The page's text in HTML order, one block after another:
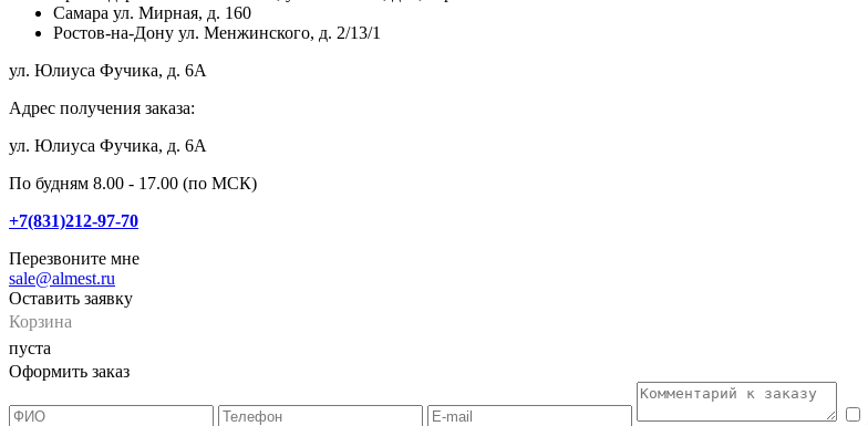
Самара ул. Мирная, д. 160
Ростов-на-Дону ул. Менжинского, д. 2/13/1
ул. Юлиуса Фучика, д. 6А
Адрес получения заказа:
ул. Юлиуса Фучика, д. 6А
По будням 8.00 - 17.00 (по МСК)
+7(831)212-97-70
Перезвоните мне
sale@almest.ru
Оставить заявку
Корзина
пуста
Оформить заказ